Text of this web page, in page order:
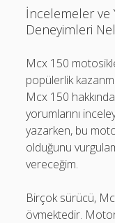
İncelemeler ve
Deneyimleri
Mcx 150
popülerlik
Mcx 150
yorumlarını
yazarken, bu
olduğunu
vereceğim.
Birçok sürücü,
övmektedir.